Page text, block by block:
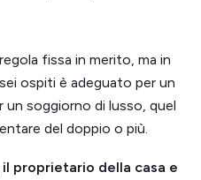
fissa in merito, ma in
ospiti è adeguato per un
un soggiorno di lusso, quel
del doppio o più.
proprietario della casa e